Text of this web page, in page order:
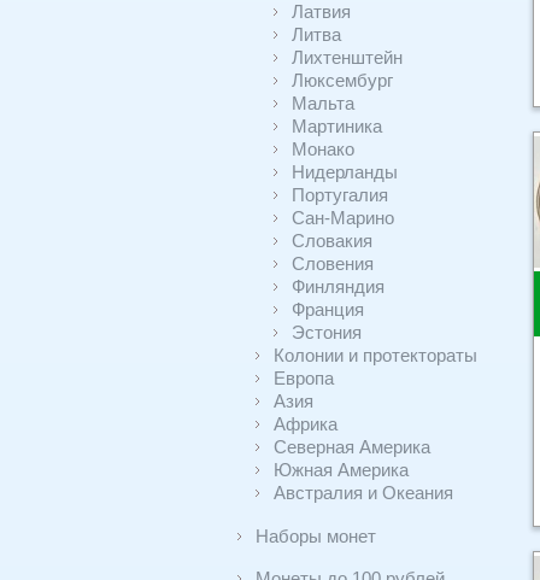
Латвия
Литва
Лихтенштейн
Люксембург
Мальта
Мартиника
Монако
Нидерланды
Португалия
Сан-Марино
Словакия
Словения
Финляндия
Франция
Эстония
Колонии и протектораты
Европа
Азия
Африка
Северная Америка
Южная Америка
Австралия и Океания
Наборы монет